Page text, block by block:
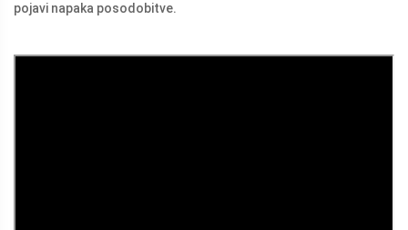
pojavi napaka posodobitve.